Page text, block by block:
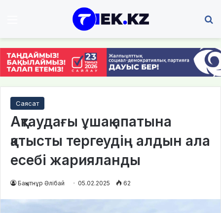
Саясат
Ақтаудағы ұшақ апатына
қатысты тергеудің алдын ала
есебі жарияланды
Бақытнұр Әлібай 05.02.2025 62